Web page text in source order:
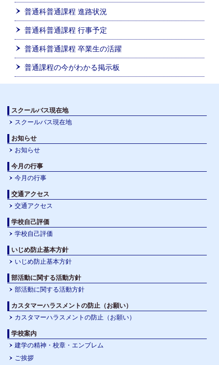
普通科普通課程 進路状況
普通科普通課程 行事予定
普通科普通課程 卒業生の活躍
普通課程の今がわかる掲示板
スクールバス現在地
スクールバス現在地
お知らせ
お知らせ
今月の行事
今月の行事
交通アクセス
交通アクセス
学校自己評価
学校自己評価
いじめ防止基本方針
いじめ防止基本方針
部活動に関する活動方針
部活動に関する活動方針
カスタマーハラスメントの防止（お願い）
カスタマーハラスメントの防止（お願い）
学校案内
建学の精神・校章・エンブレム
ご挨拶